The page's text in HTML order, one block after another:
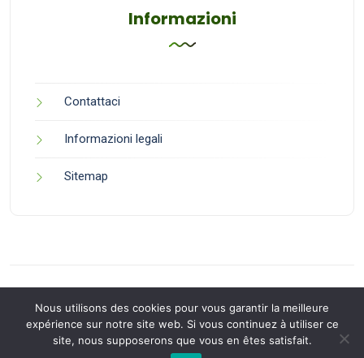
Informazioni
Contattaci
Informazioni legali
Sitemap
Back to Top
Nous utilisons des cookies pour vous garantir la meilleure
expérience sur notre site web. Si vous continuez à utiliser ce
site, nous supposerons que vous en êtes satisfait.